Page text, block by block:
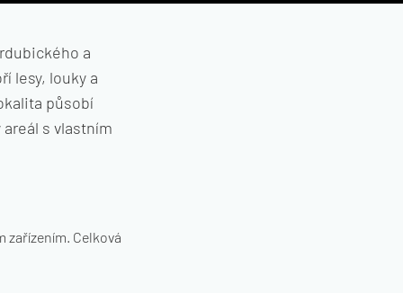
a
lesy, louky a
působí
s vlastním
zařízením. Celková